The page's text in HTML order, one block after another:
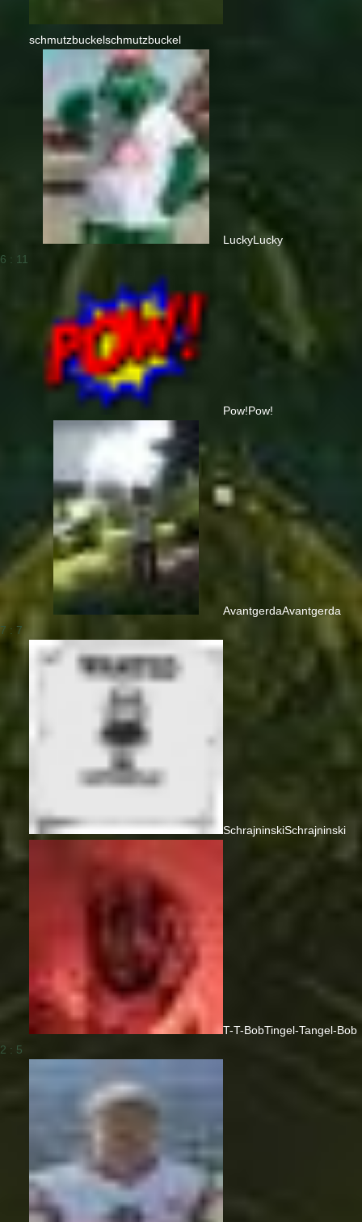
schmutzbuckelschmutzbuckel
LuckyLucky
6 : 11
Pow!Pow!
AvantgerdaAvantgerda
7 : 7
SchrajninskiSchrajninski
T-T-BobTingel-Tangel-Bob
2 : 5